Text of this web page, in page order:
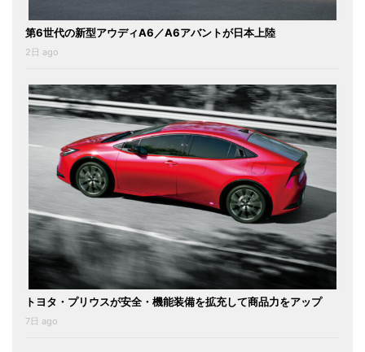
第6世代の新型アウディA6／A6アバントが日本上陸
2日 ago
トヨタ・プリウスが安全・機能装備を拡充して商品力をアップ
7日 ago